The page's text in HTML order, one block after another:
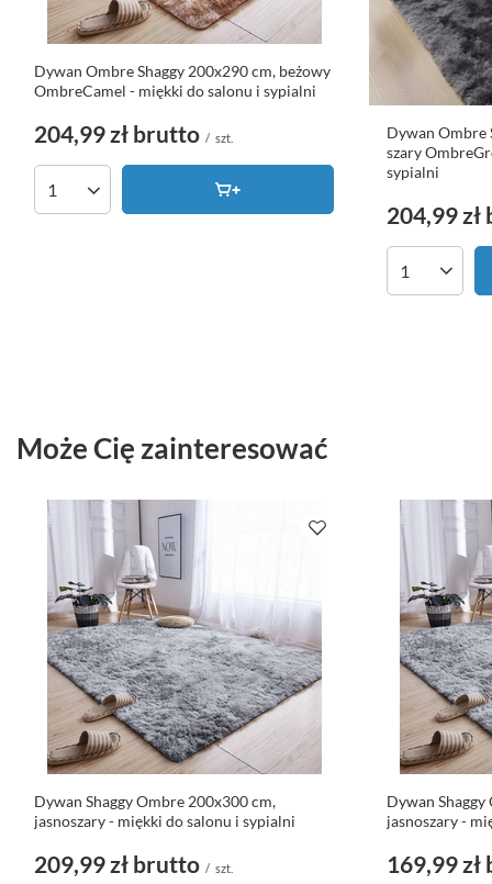
Dywan Ombre Shaggy 200x290 cm, beżowy
OmbreCamel - miękki do salonu i sypialni
204,99 zł brutto / szt.
Ilość produktów
Dywan Ombre
szary
sypialni
204,99 zł
Ilość
Może Cię zainteresować
Dywan Shaggy Ombre 200x300 cm,
jasnoszary - miękki do salonu i sypialni
209,99 zł brutto / szt.
Dywan
jasnoszary -
169,99 zł